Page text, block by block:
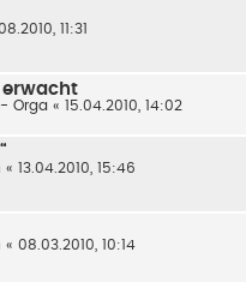
11:31
erwacht
Orga « 15.04.2010, 14:02
« 13.04.2010, 15:46
« 08.03.2010, 10:14